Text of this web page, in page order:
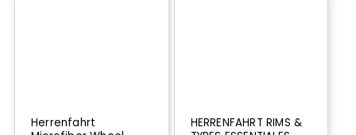
Herrenfahrt
HERRENFAHRT RIMS &